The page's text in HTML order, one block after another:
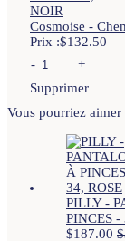
Cosmoise -
Prix :$132.50
-
+
Supprimer
Vous pourriez aimer
PILLY -
PINCES -
$187.00 $